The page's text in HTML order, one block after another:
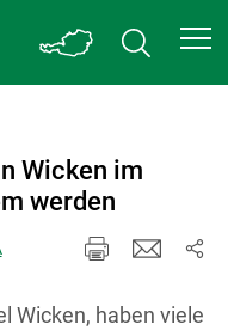
Wicken im
werden
Wicken, haben viele